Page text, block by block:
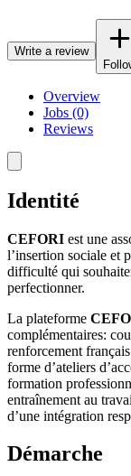
Write a review
Overview
Jobs (0)
Reviews
Identité
CEFORI est une
l’insertion sociale et
difficulté qui
perfectionner.
La plateforme
complémentaires:
renforcement
forme d’ateliers
formation
entraînement au
d’une intégration
Démarche